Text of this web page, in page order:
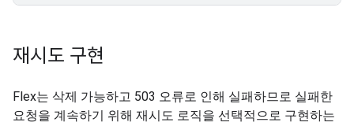
재시도 구현
Flex는 삭제 가능하고 503 오류로 인해 실패하므로 실패한
요청을 계속하기 위해 재시도 로직을 선택적으로 구현하는